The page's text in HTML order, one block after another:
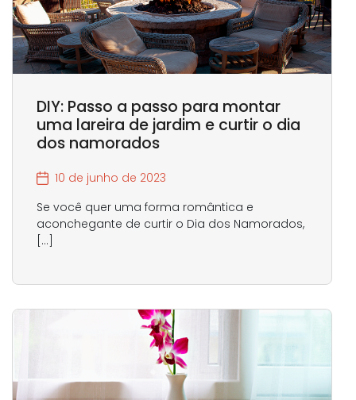
DIY: Passo a passo para montar
uma lareira de jardim e curtir o dia
dos namorados
10 de junho de 2023
Se você quer uma forma romântica e
aconchegante de curtir o Dia dos Namorados,
[…]